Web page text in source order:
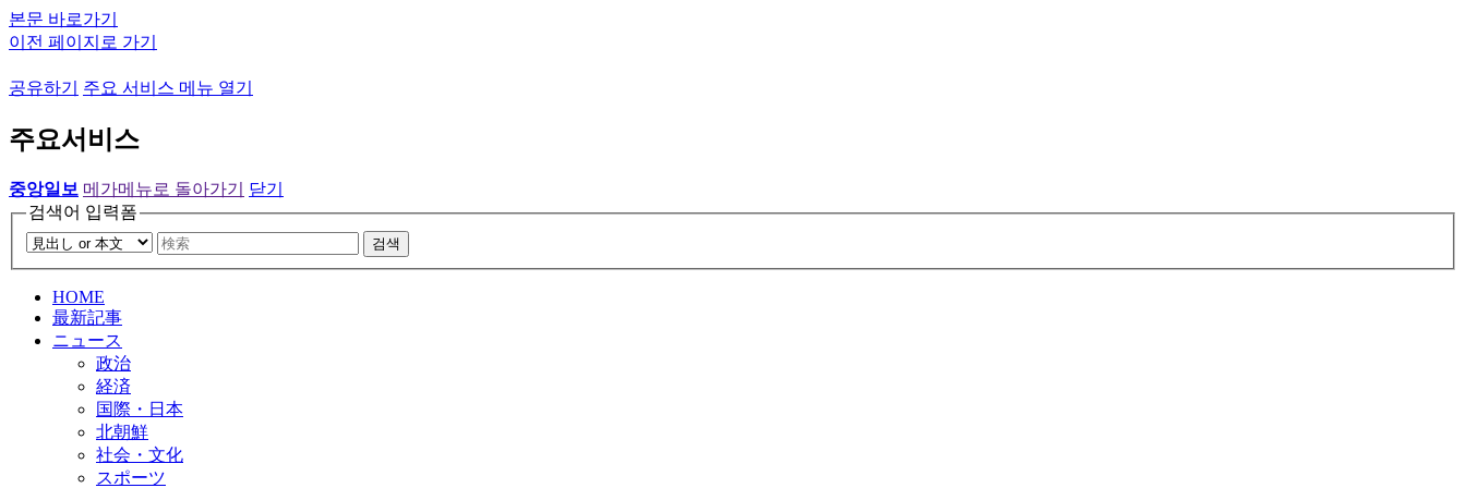
본문 바로가기
이전 페이지로 가기
공유하기 주요 서비스 메뉴 열기
주요서비스
중앙일보 메가메뉴로 돌아가기
닫기
검색어 입력폼
검색
HOME
最新記事
ニュース
政治
経済
国際・日本
北朝鮮
社会・文化
スポーツ